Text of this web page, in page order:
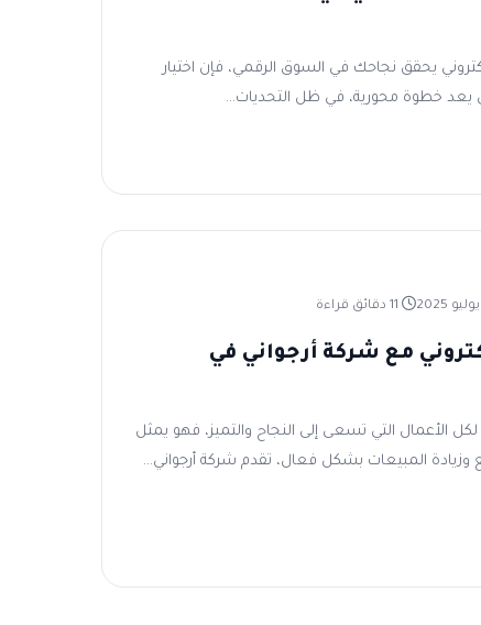
يحقق نجاحك في السوق الرقمي، فإن اختيار
يعد خطوة محورية، في ظل التحديات...
مع شركة أرجواني في
الأعمال التي تسعى إلى النجاح والتميز، فهو يمثل
المبيعات بشكل فعال، تقدم شركة أرجواني...